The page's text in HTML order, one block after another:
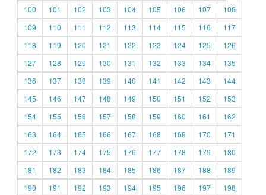
100
101 102 103 104 105 106 107
108
109
110 111 112 113 114 115 116
117
118
119 120 121 122 123 124 125
126
127
128 129 130 131 132 133 134
135
136
137 138 139 140 141 142 143
144
145
146 147 148 149 150 151 152
153
154
155 156 157 158 159 160 161
162
163
164 165 166 167 168 169 170
171
172
173 174 175 176 177 178 179
180
181
182 183 184 185 186 187 188
189
190
191 192 193 194 195 196 197
198